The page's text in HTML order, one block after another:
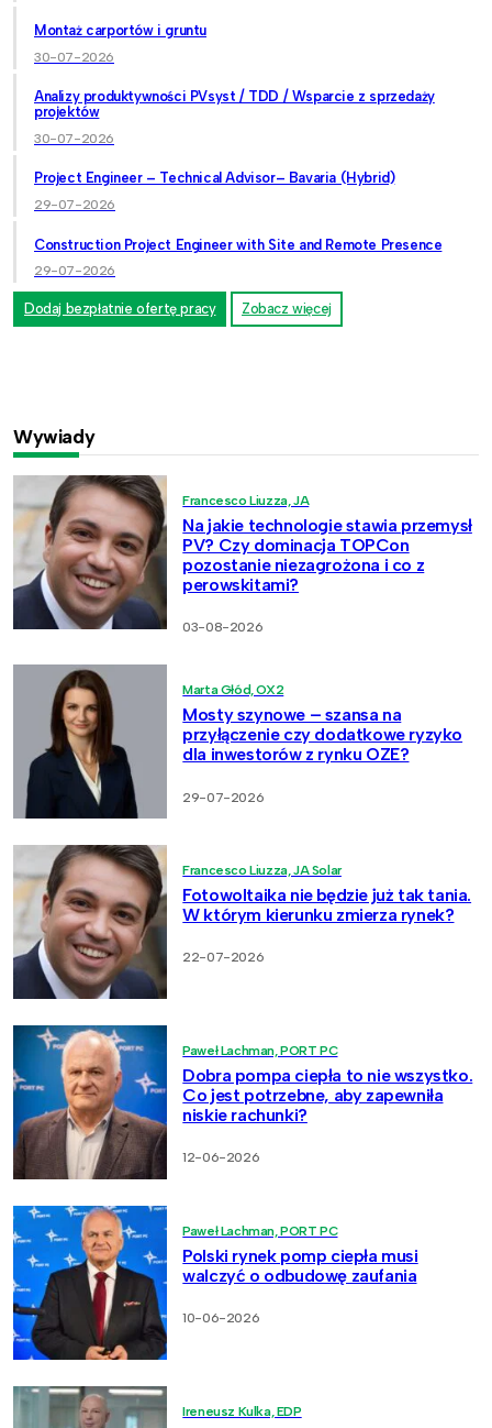
Montaż carportów i gruntu
30-07-2026
Analizy produktywności PVsyst / TDD / Wsparcie z sprzedaży
projektów
30-07-2026
Project Engineer – Technical Advisor– Bavaria (Hybrid)
29-07-2026
Construction Project Engineer with Site and Remote Presence
29-07-2026
Dodaj bezpłatnie ofertę pracy Zobacz więcej
Wywiady
Francesco Liuzza, JA
Na jakie technologie stawia przemysł
PV? Czy dominacja TOPCon
pozostanie niezagrożona i co z
perowskitami?
03-08-2026
Marta Głód, OX2
Mosty szynowe – szansa na
przyłączenie czy dodatkowe ryzyko
dla inwestorów z rynku OZE?
29-07-2026
Francesco Liuzza, JA Solar
Fotowoltaika nie będzie już tak tania.
W którym kierunku zmierza rynek?
22-07-2026
Paweł Lachman, PORT PC
Dobra pompa ciepła to nie wszystko.
Co jest potrzebne, aby zapewniła
niskie rachunki?
12-06-2026
Paweł Lachman, PORT PC
Polski rynek pomp ciepła musi
walczyć o odbudowę zaufania
10-06-2026
Ireneusz Kulka, EDP